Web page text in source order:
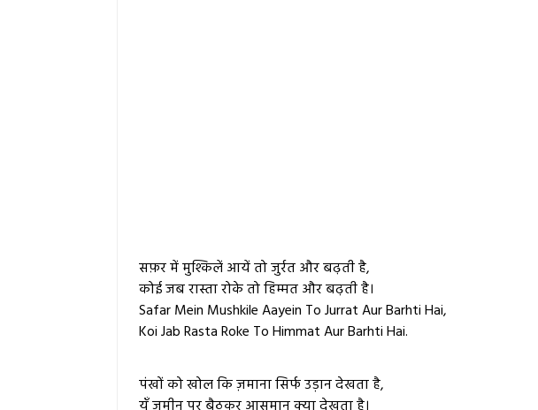
सफ़र में मुश्किलें आयें तो जुर्रत और बढ़ती है,
कोई जब रास्ता रोके तो हिम्मत और बढ़ती है।
Safar Mein Mushkile Aayein To Jurrat Aur Barhti Hai,
Koi Jab Rasta Roke To Himmat Aur Barhti Hai.
पंखों को खोल कि ज़माना सिर्फ उड़ान देखता है,